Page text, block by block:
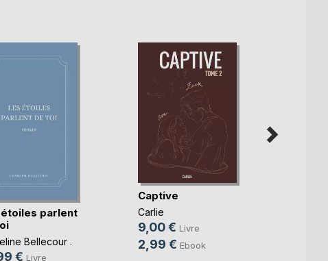
parlent
Bellecour .
€ Livre
Captive
Carlie
9,00 € Livre
2,99 € Ebook